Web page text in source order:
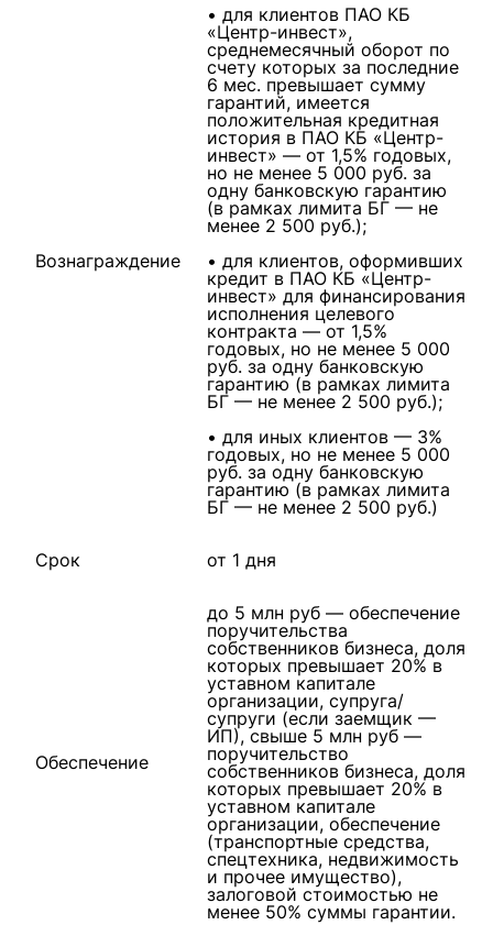
Вознаграждение
• для клиентов ПАО КБ
«Центр-инвест»,
среднемесячный оборот по
счету которых за последние
6 мес. превышает сумму
гарантий, имеется
положительная кредитная
история в ПАО КБ «Центр-
инвест» — от 1,5% годовых,
но не менее 5 000 руб. за
одну банковскую гарантию
(в рамках лимита БГ — не
менее 2 500 руб.);
• для клиентов, оформивших
кредит в ПАО КБ «Центр-
инвест» для финансирования
исполнения целевого
контракта — от 1,5%
годовых, но не менее 5 000
руб. за одну банковскую
гарантию (в рамках лимита
БГ — не менее 2 500 руб.);
• для иных клиентов — 3%
годовых, но не менее 5 000
руб. за одну банковскую
гарантию (в рамках лимита
БГ — не менее 2 500 руб.)
Срок от 1 дня
Обеспечение
до 5 млн руб — обеспечение
поручительства
собственников бизнеса, доля
которых превышает 20% в
уставном капитале
организации, супруга/
супруги (если заемщик —
ИП), свыше 5 млн руб —
поручительство
собственников бизнеса, доля
которых превышает 20% в
уставном капитале
организации, обеспечение
(транспортные средства,
спецтехника, недвижимость
и прочее имущество),
залоговой стоимостью не
менее 50% суммы гарантии.